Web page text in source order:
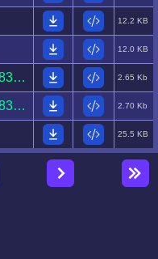
12.2 KB
12.0 KB
scdeface-byNPrins-1699283869314-.html 2.65 Kb
scdeface-byNPrins-1699283113892-.html 2.70 Kb
25.5 KB